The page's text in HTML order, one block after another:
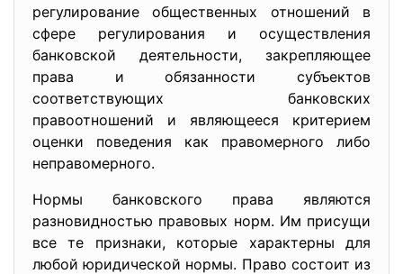
регулирование общественных отношений в
сфере регулирования и осуществления
банковской деятельности, закрепляющее
права и обязанности субъектов
соответствующих банковских
правоотношений и являющееся критерием
оценки поведения как правомерного либо
неправомерного.
Нормы банковского права являются
разновидностью правовых норм. Им присущи
все те признаки, которые характерны для
любой юридической нормы. Право состоит из